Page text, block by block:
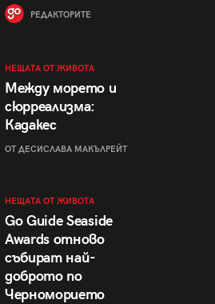
РЕДАКТОРИТЕ
НЕЩАТА ОТ ЖИВОТА
Между морето и
сюрреализма:
Кадакес
ОТ ДЕСИСЛАВА МАКЪЛРЕЙТ
НЕЩАТА ОТ ЖИВОТА
Go Guide Seaside
Awards отново
събират най-
доброто по
Черноморието